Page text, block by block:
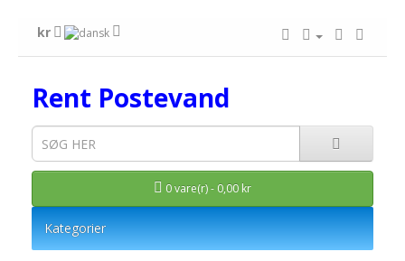
kr
Rent Postevand
0 vare(r) - 0,00 kr
Kategorier